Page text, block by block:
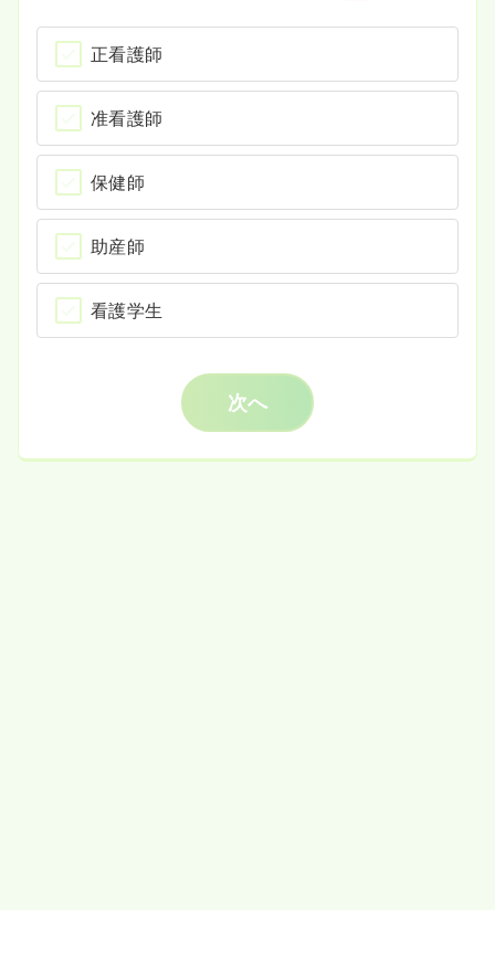
正看護師
准看護師
保健師
助産師
看護学生
次へ